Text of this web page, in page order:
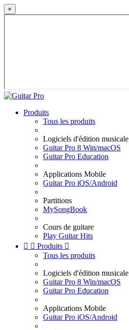
×
Produits
Tous les produits
Logiciels d'édition musicale
Guitar Pro 8 Win/macOS
Guitar Pro Education
Applications Mobile
Guitar Pro iOS/Android
Partitions
MySongBook
Cours de guitare
Play Guitar Hits
  Produits 
Tous les produits
Logiciels d'édition musicale
Guitar Pro 8 Win/macOS
Guitar Pro Education
Applications Mobile
Guitar Pro iOS/Android